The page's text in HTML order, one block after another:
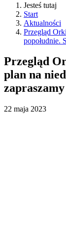
Jesteś tutaj
Start
Aktualności
Przegląd
popołudnie.
Przegląd
plan na
22 maja 2023